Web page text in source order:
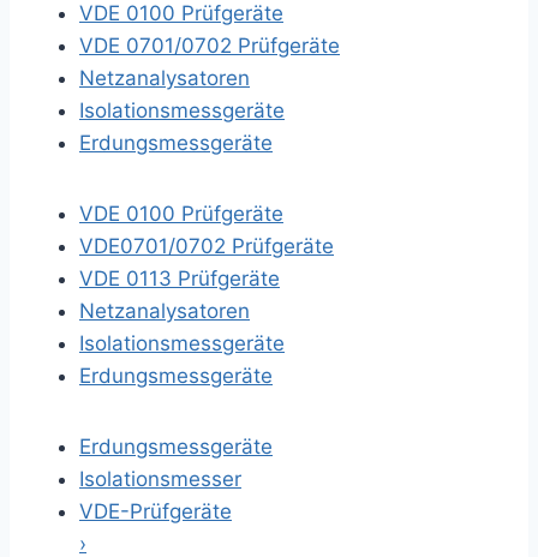
VDE 0100 Prüfgeräte
VDE 0701/0702 Prüfgeräte
Netzanalysatoren
Isolationsmessgeräte
Erdungsmessgeräte
VDE 0100 Prüfgeräte
VDE0701/0702 Prüfgeräte
VDE 0113 Prüfgeräte
Netzanalysatoren
Isolationsmessgeräte
Erdungsmessgeräte
Erdungsmessgeräte
Isolationsmesser
VDE-Prüfgeräte
›